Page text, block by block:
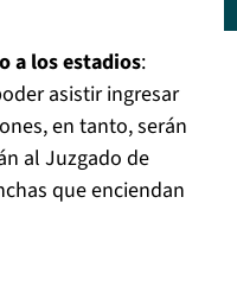
a los estadios:
asistir ingresar
en tanto, serán
al Juzgado de
que enciendan